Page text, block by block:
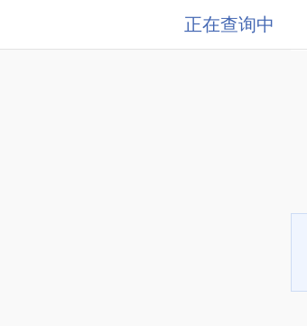
正在查询中